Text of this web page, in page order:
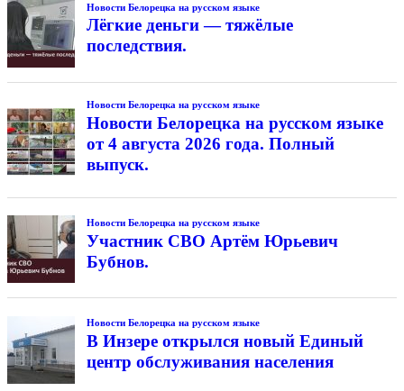
Новости Белорецка на русском языке
Лёгкие деньги — тяжёлые
последствия.
Новости Белорецка на русском языке
Новости Белорецка на русском языке
от 4 августа 2026 года. Полный
выпуск.
Новости Белорецка на русском языке
Участник СВО Артём Юрьевич
Бубнов.
Новости Белорецка на русском языке
В Инзере открылся новый Единый
центр обслуживания населения